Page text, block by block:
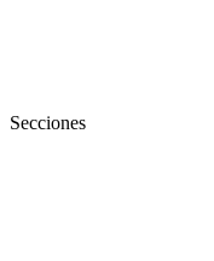
Secciones